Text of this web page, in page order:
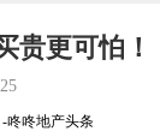
贵更可怕！